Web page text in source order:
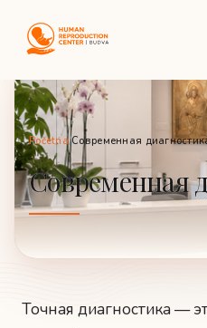
Početna/Современная
Современная
Точная диагностика —